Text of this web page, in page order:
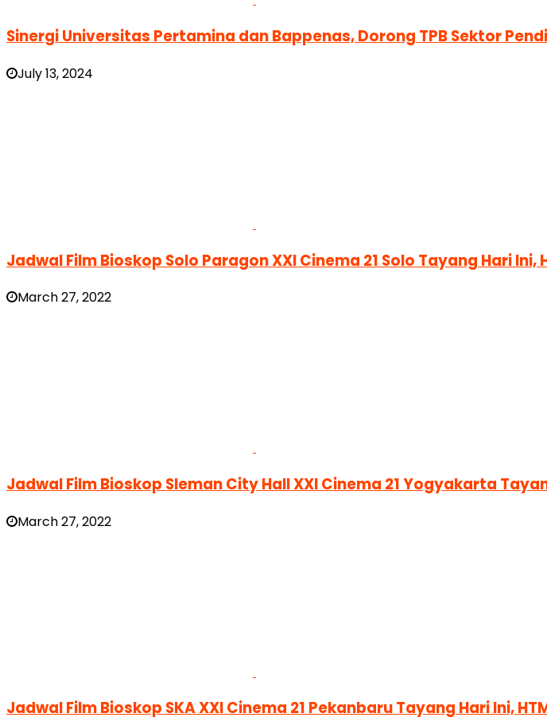
Sinergi Universitas Pertamina dan Bappenas, Dorong TPB Sektor
July 13, 2024
Jadwal Film Bioskop Solo Paragon XXI Cinema 21 Solo Tayang Hari
March 27, 2022
Jadwal Film Bioskop Sleman City Hall XXI Cinema 21 Yogyakarta
March 27, 2022
Jadwal Film Bioskop SKA XXI Cinema 21 Pekanbaru Tayang Hari Ini,